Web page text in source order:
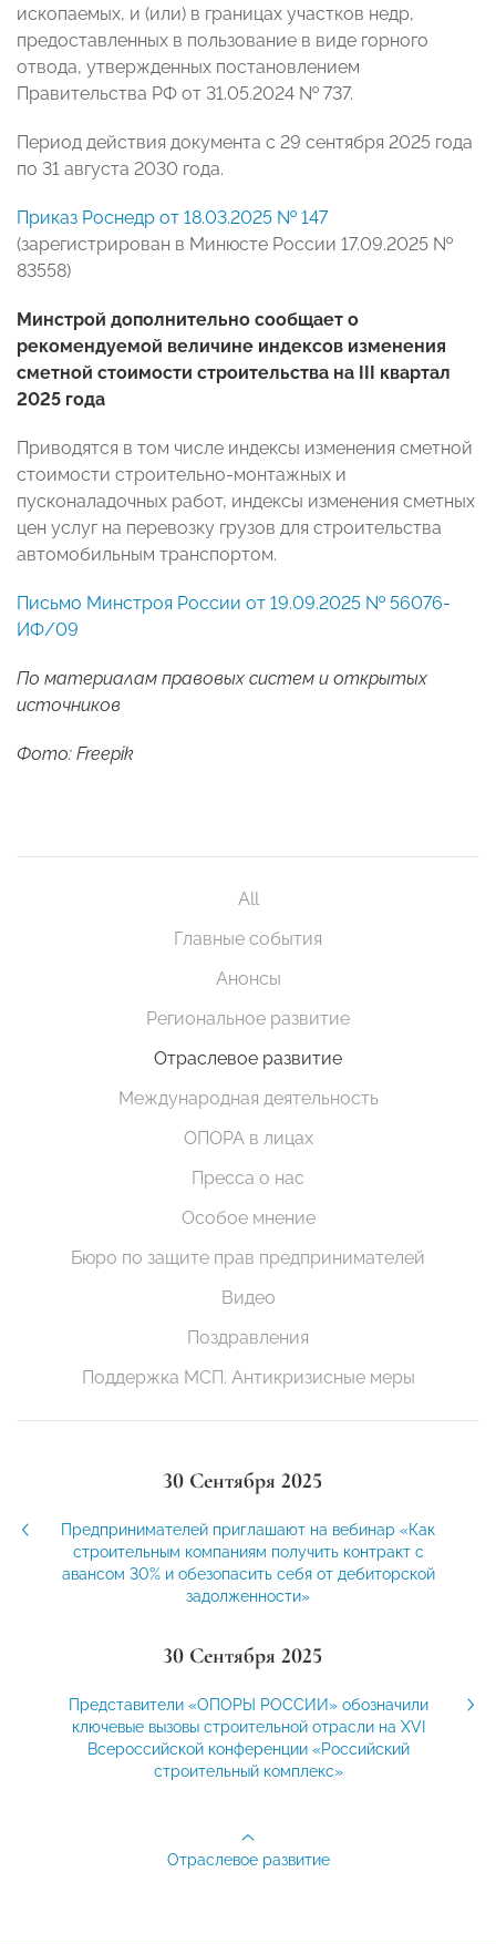
ископаемых, и (или) в границах участков недр,
предоставленных в пользование в виде горного
отвода, утвержденных постановлением
Правительства РФ от 31.05.2024 № 737.
Период действия документа с 29 сентября 2025 года
по 31 августа 2030 года.
Приказ Роснедр от 18.03.2025 № 147
(зарегистрирован в Минюсте России 17.09.2025 №
83558)
Минстрой дополнительно сообщает о
рекомендуемой величине индексов изменения
сметной стоимости строительства на III квартал
2025 года
Приводятся в том числе индексы изменения сметной
стоимости строительно-монтажных и
пусконаладочных работ, индексы изменения сметных
цен услуг на перевозку грузов для строительства
автомобильным транспортом.
Письмо Минстроя России от 19.09.2025 № 56076-
ИФ/09
По материалам правовых систем и открытых
источников
Фото: Freepik
All
Главные события
Анонсы
Региональное развитие
Отраслевое развитие
Международная деятельность
ОПОРА в лицах
Пресса о нас
Особое мнение
Бюро по защите прав предпринимателей
Видео
Поздравления
Поддержка МСП. Антикризисные меры
30 Сентября 2025
Предпринимателей приглашают на вебинар «Как
строительным компаниям получить контракт с
авансом 30% и обезопасить себя от дебиторской
задолженности»
30 Сентября 2025
Представители «ОПОРЫ РОССИИ» обозначили
ключевые вызовы строительной отрасли на XVI
Всероссийской конференции «Российский
строительный комплекс»
Отраслевое развитие